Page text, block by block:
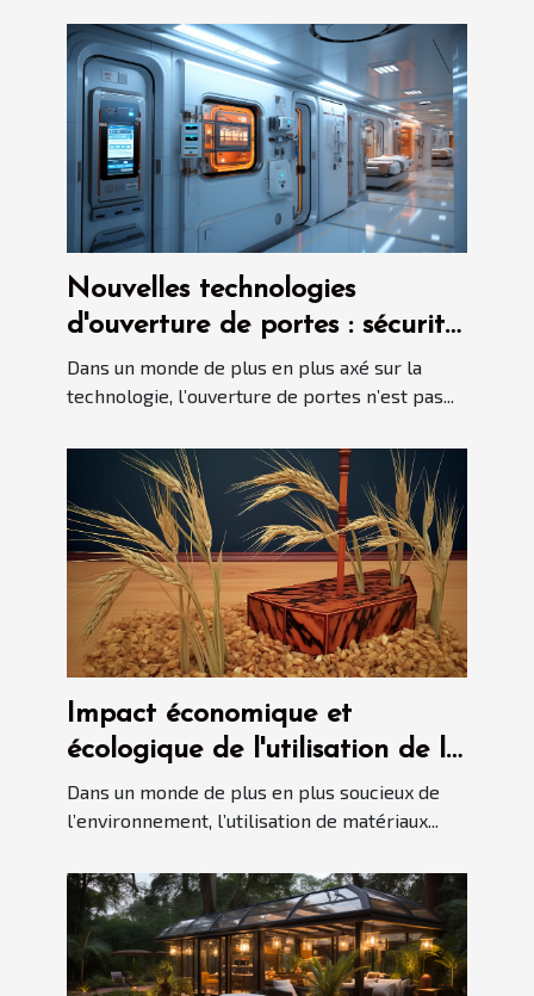
Nouvelles technologies
d'ouverture de portes : sécurité
contre facilité d'accès
Dans un monde de plus en plus axé sur la
technologie, l’ouverture de portes n’est pas...
Impact économique et
écologique de l'utilisation de la
paille de seigle dans la
marqueterie
Dans un monde de plus en plus soucieux de
l’environnement, l’utilisation de matériaux...